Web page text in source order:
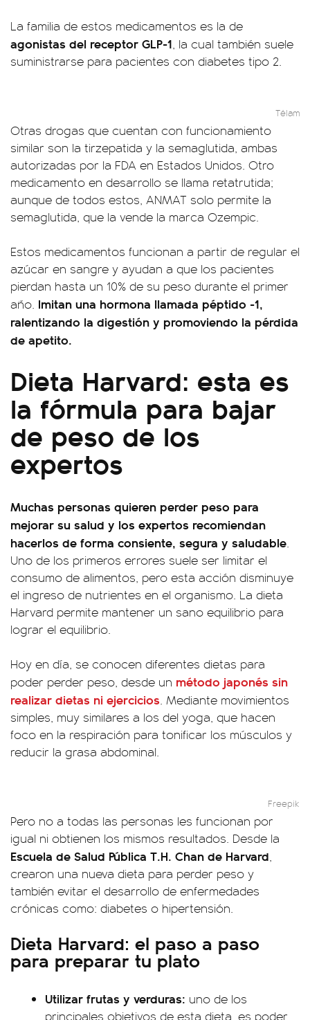
La familia de estos medicamentos es la de
agonistas del receptor GLP-1, la cual también suele
suministrarse para pacientes con diabetes tipo 2.
Télam
Otras drogas que cuentan con funcionamiento
similar son la tirzepatida y la semaglutida, ambas
autorizadas por la FDA en Estados Unidos. Otro
medicamento en desarrollo se llama retatrutida;
aunque de todos estos, ANMAT solo permite la
semaglutida, que la vende la marca Ozempic.
Estos medicamentos funcionan a partir de regular el
azúcar en sangre y ayudan a que los pacientes
pierdan hasta un 10% de su peso durante el primer
año. Imitan una hormona llamada péptido -1,
ralentizando la digestión y promoviendo la pérdida
de apetito.
Dieta Harvard: esta es
la fórmula para bajar
de peso de los
expertos
Muchas personas quieren perder peso para
mejorar su salud y los expertos recomiendan
hacerlos de forma consiente, segura y saludable.
Uno de los primeros errores suele ser limitar el
consumo de alimentos, pero esta acción disminuye
el ingreso de nutrientes en el organismo. La dieta
Harvard permite mantener un sano equilibrio para
lograr el equilibrio.
Hoy en día, se conocen diferentes dietas para
poder perder peso, desde un método japonés sin
realizar dietas ni ejercicios. Mediante movimientos
simples, muy similares a los del yoga, que hacen
foco en la respiración para tonificar los músculos y
reducir la grasa abdominal.
Freepik
Pero no a todas las personas les funcionan por
igual ni obtienen los mismos resultados. Desde la
Escuela de Salud Pública T.H. Chan de Harvard,
crearon una nueva dieta para perder peso y
también evitar el desarrollo de enfermedades
crónicas como: diabetes o hipertensión.
Dieta Harvard: el paso a paso
para preparar tu plato
Utilizar frutas y verduras: uno de los
principales objetivos de esta dieta, es poder